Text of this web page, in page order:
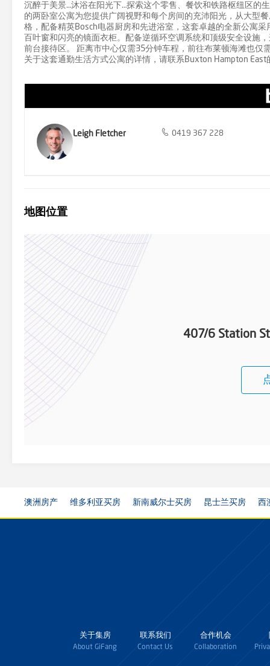
沉醉于美景…沐浴在阳光下…探索这个零售、餐饮和铁路枢纽区的
的两卧室公寓为您提供广阔视野和每个房间的充沛阳光，从大型
格，配备精英Bosch电器厨房和先进浴室，这套卓越的全新公寓
百叶窗和闪亮的镜面衣柜。配备逆循环空调系统和顶级安全设施
前台接待区。 距离市中心仅需35分钟车程，前往布莱顿海滩也
关于这套通勤生活方式公寓的详情，请联系Buxton Hampton
Leigh Fletcher 0419 367 228
地图位置
407/6 Station
澳洲房产 维多利亚买房 新南威尔士买房 昆士兰买房 西
关于集房
About GiFang
联系我们
Contact Us
合作机会
Collaboration